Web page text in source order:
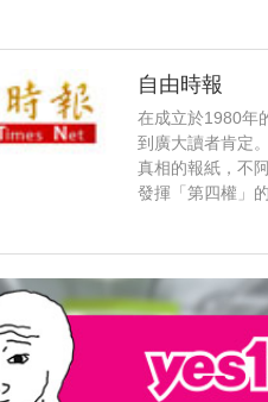
自由時報
在成立於1980年
到廣大讀者肯定
真相的報紙，不
發揮「第四權」